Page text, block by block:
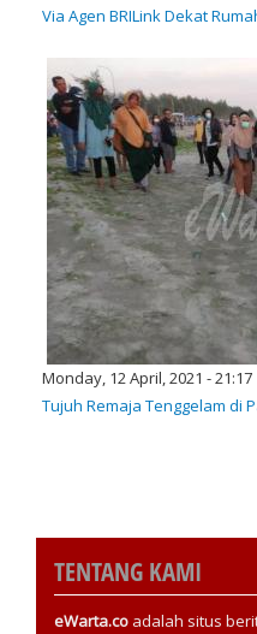
Via Agen BRILink Dekat
Monday, 12 April, 2021 - 21:17
Tujuh Remaja Tenggelam di
TENTANG KAMI
eWarta.co adalah situs